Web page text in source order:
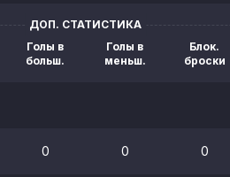
ДОП. СТАТИСТИКА
Голы в
больш.
Голы в
меньш.
Блок.
броски
0 0 0